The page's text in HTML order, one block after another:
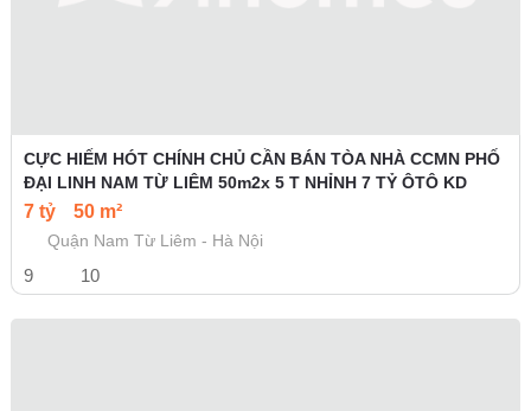
CỰC HIẾM HÓT CHÍNH CHỦ CẦN BÁN TÒA NHÀ CCMN PHỐ
ĐẠI LINH NAM TỪ LIÊM 50m2x 5 T NHỈNH 7 TỶ ÔTÔ KD
7 tỷ 50 m²
Quận Nam Từ Liêm - Hà Nội
9 10